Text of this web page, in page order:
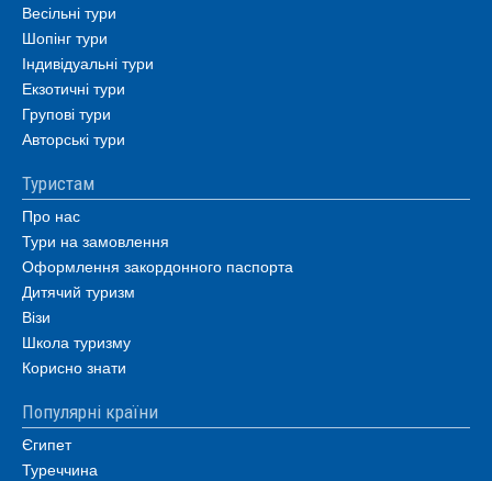
Весільні тури
Шопінг тури
Індивідуальні тури
Екзотичні тури
Групові тури
Авторські тури
Туристам
Про нас
Тури на замовлення
Оформлення закордонного паспорта
Дитячий туризм
Візи
Школа туризму
Корисно знати
Популярні країни
Єгипет
Туреччина